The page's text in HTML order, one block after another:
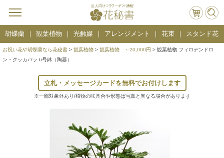
胡蝶蘭 観葉植物 光触媒 アレンジメント 花束 スタンド花
お祝い花や胡蝶蘭なら花秘書 > 観葉植物 > 観葉植物 ～20,000円 > 観葉植物 フィロデンドロ
ン・クッカバラ 6号鉢（陶器）
立札・メッセージカードを無料でお付けします
※一部対象外あり/植物の咲具合や形態は写真と異なる場合があります